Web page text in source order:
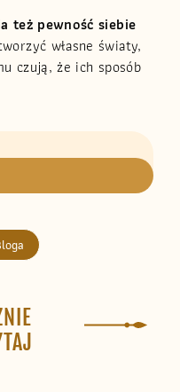
też pewność siebie
własne światy,
czują, że ich sposób